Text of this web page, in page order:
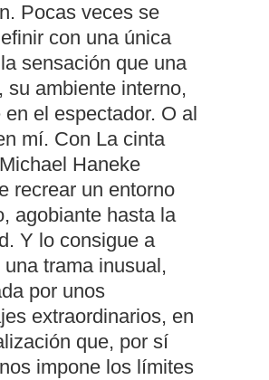
Pocas veces se
con una única
sensación que una
su ambiente interno,
en el espectador. O al
mí. Con La cinta
Haneke
recrear un entorno
agobiante hasta la
Y lo consigue a
una trama inusual,
por unos
extraordinarios, en
que, por sí
impone los límites